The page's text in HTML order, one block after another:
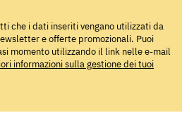
che i dati inseriti vengano utilizzati da
e offerte promozionali. Puoi
momento utilizzando il link nelle e-mail
informazioni sulla gestione dei tuoi